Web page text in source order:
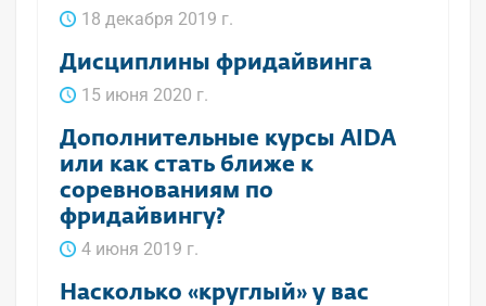
18 декабря 2019 г.
Дисциплины фридайвинга
15 июня 2020 г.
Дополнительные курсы AIDA
или как стать ближе к
соревнованиям по
фридайвингу?
4 июня 2019 г.
Насколько «круглый» у вас